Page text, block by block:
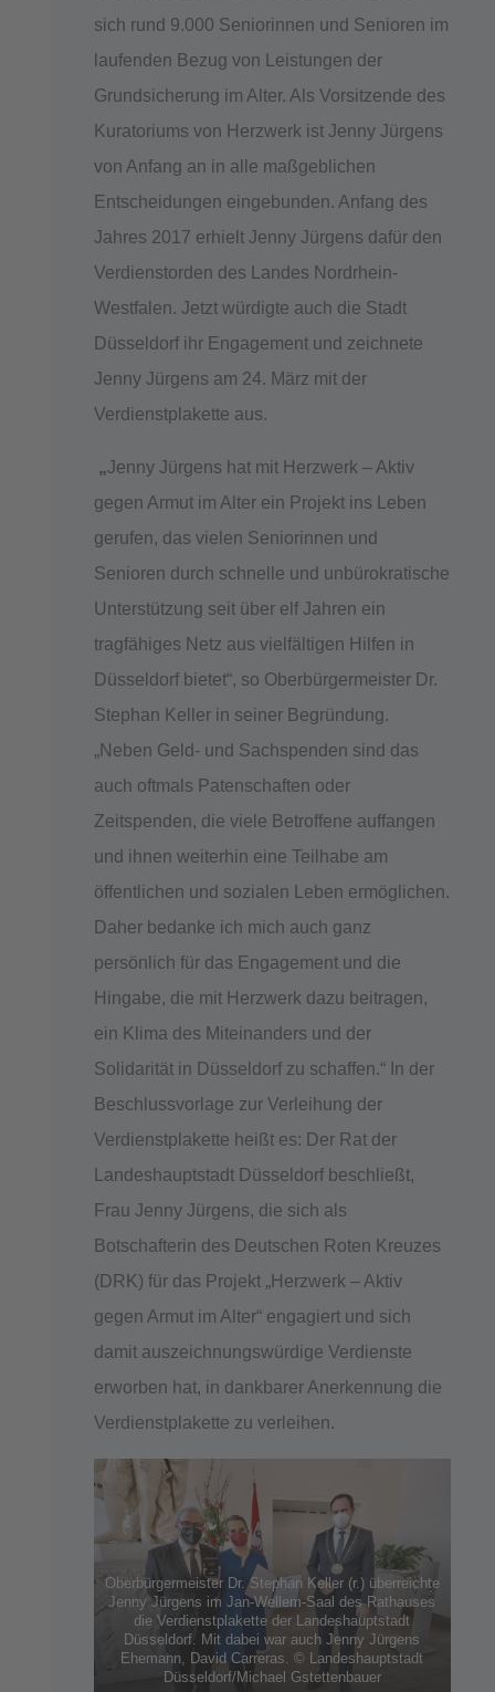
sich rund 9.000 Seniorinnen und Senioren im
laufenden Bezug von Leistungen der
Grundsicherung im Alter. Als Vorsitzende des
Kuratoriums von Herzwerk ist Jenny Jürgens
von Anfang an in alle maßgeblichen
Entscheidungen eingebunden. Anfang des
Jahres 2017 erhielt Jenny Jürgens dafür den
Verdienstorden des Landes Nordrhein-
Westfalen. Jetzt würdigte auch die Stadt
Düsseldorf ihr Engagement und zeichnete
Jenny Jürgens am 24. März mit der
Verdienstplakette aus.
„Jenny Jürgens hat mit Herzwerk – Aktiv
gegen Armut im Alter ein Projekt ins Leben
gerufen, das vielen Seniorinnen und
Senioren durch schnelle und unbürokratische
Unterstützung seit über elf Jahren ein
tragfähiges Netz aus vielfältigen Hilfen in
Düsseldorf bietet“, so Oberbürgermeister Dr.
Stephan Keller in seiner Begründung.
„Neben Geld- und Sachspenden sind das
auch oftmals Patenschaften oder
Zeitspenden, die viele Betroffene auffangen
und ihnen weiterhin eine Teilhabe am
öffentlichen und sozialen Leben ermöglichen.
Daher bedanke ich mich auch ganz
persönlich für das Engagement und die
Hingabe, die mit Herzwerk dazu beitragen,
ein Klima des Miteinanders und der
Solidarität in Düsseldorf zu schaffen.“ In der
Beschlussvorlage zur Verleihung der
Verdienstplakette heißt es: Der Rat der
Landeshauptstadt Düsseldorf beschließt,
Frau Jenny Jürgens, die sich als
Botschafterin des Deutschen Roten Kreuzes
(DRK) für das Projekt „Herzwerk – Aktiv
gegen Armut im Alter“ engagiert und sich
damit auszeichnungswürdige Verdienste
erworben hat, in dankbarer Anerkennung die
Verdienstplakette zu verleihen.
Oberbürgermeister Dr. Stephan Keller (r.) überreichte
Jenny Jürgens im Jan-Wellem-Saal des Rathauses
die Verdienstplakette der Landeshauptstadt
Düsseldorf. Mit dabei war auch Jenny Jürgens
Ehemann, David Carreras. © Landeshauptstadt
Düsseldorf/Michael Gstettenbauer